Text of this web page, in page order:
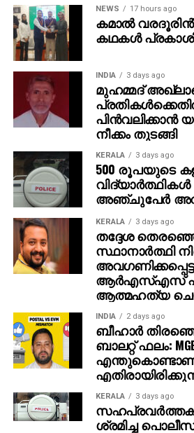
145 രൂപ, പവന് 1,160 രൂപ
ആയിരുന്നു. ശനിയാഴ്ചയും
രേഖപ്പെടുത്തി. പവന് 1,140 രൂപ
ആയി. ഞായറാഴ്ചയും ഇതേ
NEWS 17 hours ago
കമാൽ
കഥകൾ
INDIA 3 days ago
മുഹമ്മദ്
പിന്‍വലിക്കാന്‍
നീക്കം തുടങ്ങി
KERALA 3 days ago
500 രൂപയുടെ
വിദ്യാര്‍ത്ഥികള്‍
അഞ്ചുപേര്‍
KERALA 3 days ago
തദ്ദേശ
സ്ഥാനാര്‍ത്ഥി
ആര്‍എസ്എസ്
ആത്മഹത്യ
INDIA 2 days ago
ബീഹാർ
ബാലറ്റ് ഫലം: MGB
എന്തുകൊണ്ടാണ്
KERALA 3 days ago
ശ്രമിച്ച